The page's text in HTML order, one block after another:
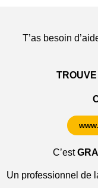
T’as besoin
C’est
Un professionnel de